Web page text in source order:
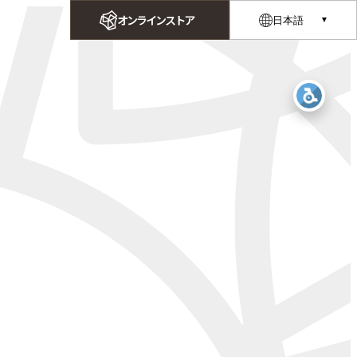
オンラインストア 日本語 ▼